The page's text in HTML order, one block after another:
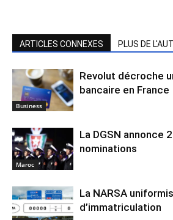
ARTICLES CONNEXES PLUS DE
Business
Revolut décroche
bancaire en France
Maroc
La DGSN annonce
nominations
La NARSA
d’immatriculation